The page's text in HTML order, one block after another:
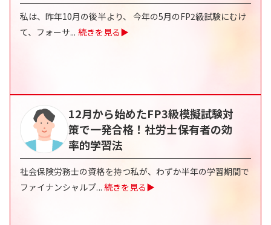
私は、昨年10月の後半より、 今年の5月のFP2級試験にむけ
て、フォーサ... 続きを見る▶
12月から始めたFP3級模擬試験対
策で一発合格！社労士保有者の効
率的学習法
社会保険労務士の資格を持つ私が、わずか半年の学習期間で
ファイナンシャルプ... 続きを見る▶